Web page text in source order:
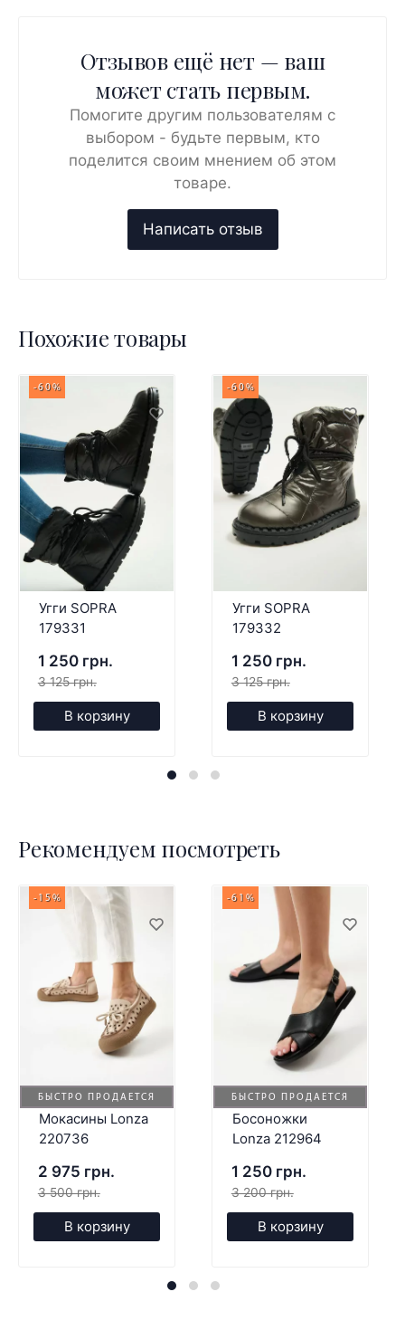
Отзывов ещё нет — ваш
может стать первым.
Помогите другим пользователям с
выбором - будьте первым, кто
поделится своим мнением об этом
товаре.
Похожие товары
-60%
Угги SOPRA
179331
1 250 грн.
3 125 грн.
В корзину
-60%
Угги SOPRA
179332
1 250 грн.
3 125 грн.
В корзину
Рекомендуем посмотреть
БЫСТРО ПРОДАЕТСЯ
-15%
Мокасины Lonza
220736
2 975 грн.
3 500 грн.
В корзину
БЫСТРО ПРОДАЕТСЯ
-61%
Босоножки
Lonza 212964
1 250 грн.
3 200 грн.
В корзину